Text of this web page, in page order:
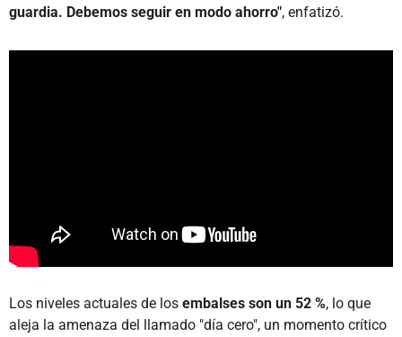
guardia. Debemos seguir en modo ahorro", enfatizó.
Los niveles actuales de los embalses son un 52 %, lo que
aleja la amenaza del llamado "día cero", un momento crítico